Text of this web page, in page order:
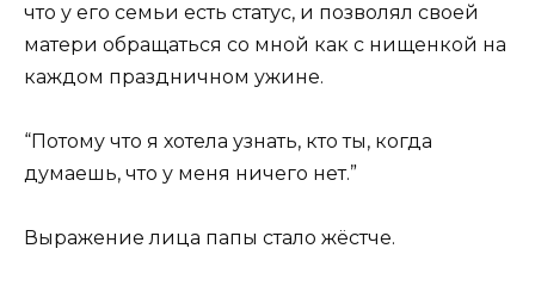
что у его семьи есть статус, и позволял своей
матери обращаться со мной как с нищенкой на
каждом праздничном ужине.
“Потому что я хотела узнать, кто ты, когда
думаешь, что у меня ничего нет.”
Выражение лица папы стало жёстче.